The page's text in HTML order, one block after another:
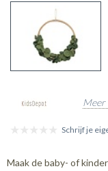
Meer
Schrijf je
Maak de baby- of